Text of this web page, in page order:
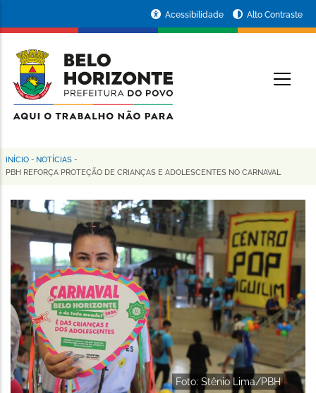
conteúdo
principal
da
Prefeitura
de
Horizonte
Acessibilidade Alto Contraste
Trilha
navegação
INÍCIO - NOTÍCIAS -
PBH REFORÇA PROTEÇÃO DE CRIANÇAS E ADOLESCENTES NO CARNAVAL
Foto: Stênio Lima/PBH